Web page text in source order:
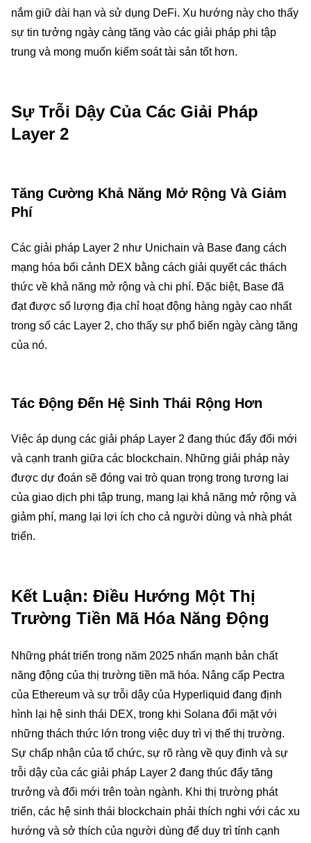
nắm giữ dài hạn và sử dụng DeFi. Xu hướng này cho thấy
sự tin tưởng ngày càng tăng vào các giải pháp phi tập
trung và mong muốn kiểm soát tài sản tốt hơn.
Sự Trỗi Dậy Của Các Giải Pháp
Layer 2
Tăng Cường Khả Năng Mở Rộng Và Giảm
Phí
Các giải pháp Layer 2 như Unichain và Base đang cách
mạng hóa bối cảnh DEX bằng cách giải quyết các thách
thức về khả năng mở rộng và chi phí. Đặc biệt, Base đã
đạt được số lượng địa chỉ hoạt động hàng ngày cao nhất
trong số các Layer 2, cho thấy sự phổ biến ngày càng tăng
của nó.
Tác Động Đến Hệ Sinh Thái Rộng Hơn
Việc áp dụng các giải pháp Layer 2 đang thúc đẩy đổi mới
và cạnh tranh giữa các blockchain. Những giải pháp này
được dự đoán sẽ đóng vai trò quan trọng trong tương lai
của giao dịch phi tập trung, mang lại khả năng mở rộng và
giảm phí, mang lại lợi ích cho cả người dùng và nhà phát
triển.
Kết Luận: Điều Hướng Một Thị
Trường Tiền Mã Hóa Năng Động
Những phát triển trong năm 2025 nhấn mạnh bản chất
năng động của thị trường tiền mã hóa. Nâng cấp Pectra
của Ethereum và sự trỗi dậy của Hyperliquid đang định
hình lại hệ sinh thái DEX, trong khi Solana đối mặt với
những thách thức lớn trong việc duy trì vị thế thị trường.
Sự chấp nhận của tổ chức, sự rõ ràng về quy định và sự
trỗi dậy của các giải pháp Layer 2 đang thúc đẩy tăng
trưởng và đổi mới trên toàn ngành. Khi thị trường phát
triển, các hệ sinh thái blockchain phải thích nghi với các xu
hướng và sở thích của người dùng để duy trì tính cạnh